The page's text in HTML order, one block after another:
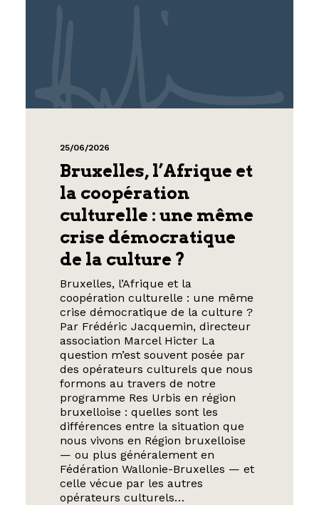
25/06/2026
Bruxelles, l’Afrique et
la coopération
culturelle : une même
crise démocratique
de la culture ?
Bruxelles, l’Afrique et la
coopération culturelle : une même
crise démocratique de la culture ?
Par Frédéric Jacquemin, directeur
association Marcel Hicter La
question m’est souvent posée par
des opérateurs culturels que nous
formons au travers de notre
programme Res Urbis en région
bruxelloise : quelles sont les
différences entre la situation que
nous vivons en Région bruxelloise
— ou plus généralement en
Fédération Wallonie-Bruxelles — et
celle vécue par les autres
opérateurs culturels…